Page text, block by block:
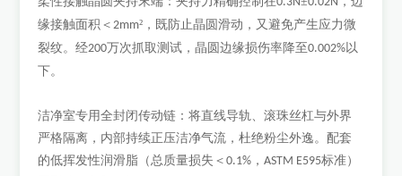
缘接触面积＜2mm²，既防止晶圆滑动，又避免产生应力微
裂纹。经200万次抓取测试，晶圆边缘损伤率降至0.002%以
下。
洁净室专用全封闭传动链：将直线导轨、滚珠丝杠与外界
严格隔离，内部持续正压洁净气流，杜绝粉尘外逸。配套
的低挥发性润滑脂（总质量损失＜0.1% ，ASTM E595标准）